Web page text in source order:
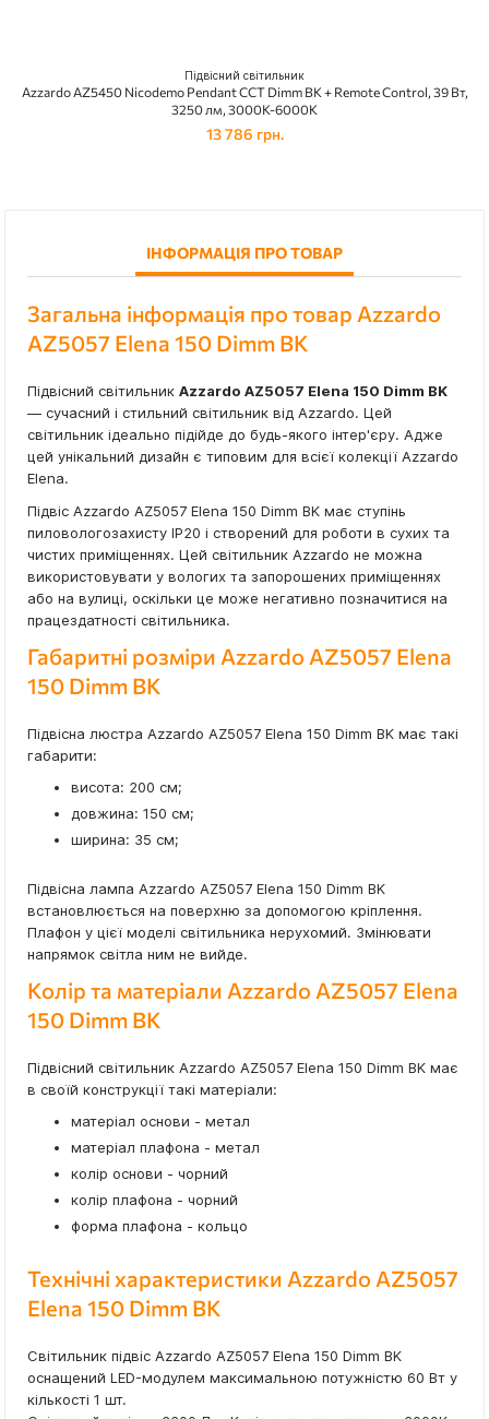
Підвісний світильник
Azzardo AZ5450 Nicodemo Pendant CCT Dimm BK + Remote Control, 39 Вт,
3250 лм, 3000K-6000K
13 786 грн.
ІНФОРМАЦІЯ ПРО ТОВАР
Загальна інформація про товар Azzardo
AZ5057 Elena 150 Dimm BK
Підвісний світильник Azzardo AZ5057 Elena 150 Dimm BK
— сучасний і стильний світильник від Azzardo. Цей
світильник ідеально підійде до будь-якого інтер'єру. Адже
цей унікальний дизайн є типовим для всієї колекції Azzardo
Elena.
Підвіс Azzardo AZ5057 Elena 150 Dimm BK має ступінь
пиловологозахисту IP20 і створений для роботи в сухих та
чистих приміщеннях. Цей світильник Azzardo не можна
використовувати у вологих та запорошених приміщеннях
або на вулиці, оскільки це може негативно позначитися на
працездатності світильника.
Габаритні розміри Azzardo AZ5057 Elena
150 Dimm BK
Підвісна люстра Azzardo AZ5057 Elena 150 Dimm BK має такі
габарити:
висота: 200 см;
довжина: 150 см;
ширина: 35 см;
Підвісна лампа Azzardo AZ5057 Elena 150 Dimm BK
встановлюється на поверхню за допомогою кріплення.
Плафон у цієї моделі світильника нерухомий. Змінювати
напрямок світла ним не вийде.
Колір та матеріали Azzardo AZ5057 Elena
150 Dimm BK
Підвісний світильник Azzardo AZ5057 Elena 150 Dimm BK має
в своїй конструкції такі матеріали:
матеріал основи - метал
матеріал плафона - метал
колір основи - чорний
колір плафона - чорний
форма плафона - кольцо
Технічні характеристики Azzardo AZ5057
Elena 150 Dimm BK
Світильник підвіс Azzardo AZ5057 Elena 150 Dimm BK
оснащений LED-модулем максимальною потужністю 60 Вт у
кількості 1 шт.